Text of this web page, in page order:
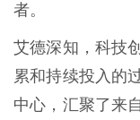
者。
艾德深知，科技
累和持续投入的
中心，汇聚了来